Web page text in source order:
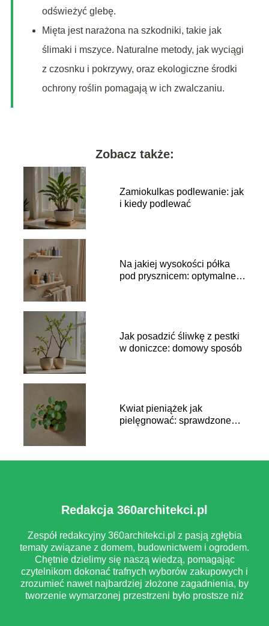
odświeżyć glebę.
Mięta jest narażona na szkodniki, takie jak
ślimaki i mszyce. Naturalne metody, jak wyciągi
z czosnku i pokrzywy, oraz ekologiczne środki
ochrony roślin pomagają w ich zwalczaniu.
Zobacz także:
Zamiokulkas podlewanie: jak
i kiedy podlewać
Na jakiej wysokości półka
pod prysznicem: optymalne
Jak posadzić śliwkę z pestki
w doniczce: domowy sposób
Kwiat pieniążek jak
pielęgnować: sprawdzone
Redakcja 360architekci.pl
Zespół redakcyjny 360architekci.pl z pasją zgłębia
tematy związane z domem, budownictwem i ogrodem.
Chętnie dzielimy się naszą wiedzą, pomagając
czytelnikom dokonać trafnych wyborów zakupowych i
zrozumieć nawet najbardziej złożone zagadnienia, by
tworzenie wymarzonej przestrzeni było prostsze niż